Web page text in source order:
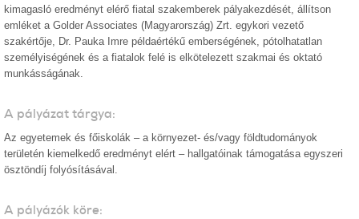
kimagasló eredményt elérő fiatal szakemberek pályakezdését, állítson
emléket a Golder Associates (Magyarország) Zrt. egykori vezető
szakértője, Dr. Pauka Imre példaértékű emberségének, pótolhatatlan
személyiségének és a fiatalok felé is elkötelezett szakmai és oktató
munkásságának.
A pályázat tárgya:
Az egyetemek és főiskolák – a környezet- és/vagy földtudományok
területén kiemelkedő eredményt elért – hallgatóinak támogatása egyszeri
ösztöndíj folyósításával.
A pályázók köre: